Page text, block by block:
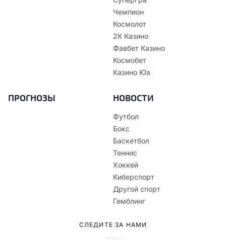
Чемпион
Космолот
2К Казино
Фавбет Казино
Космобет
Казино Юа
ПРОГНОЗЫ НОВОСТИ
Футбол
Бокс
Баскетбол
Теннис
Хоккей
Киберспорт
Другой спорт
Гемблинг
СЛЕДИТЕ ЗА НАМИ